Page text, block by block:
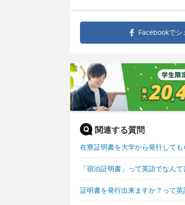
Facebookでシ
関連する質問
在寮証明書を大学から発行して
「宿泊証明書」って英語でなんて
証明書を発行出来ますか？って